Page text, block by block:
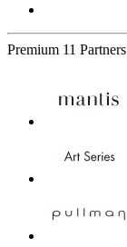
Premium 11 Partners